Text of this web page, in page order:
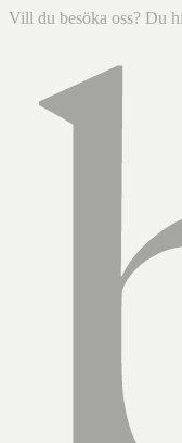
Vill du besöka oss? Du